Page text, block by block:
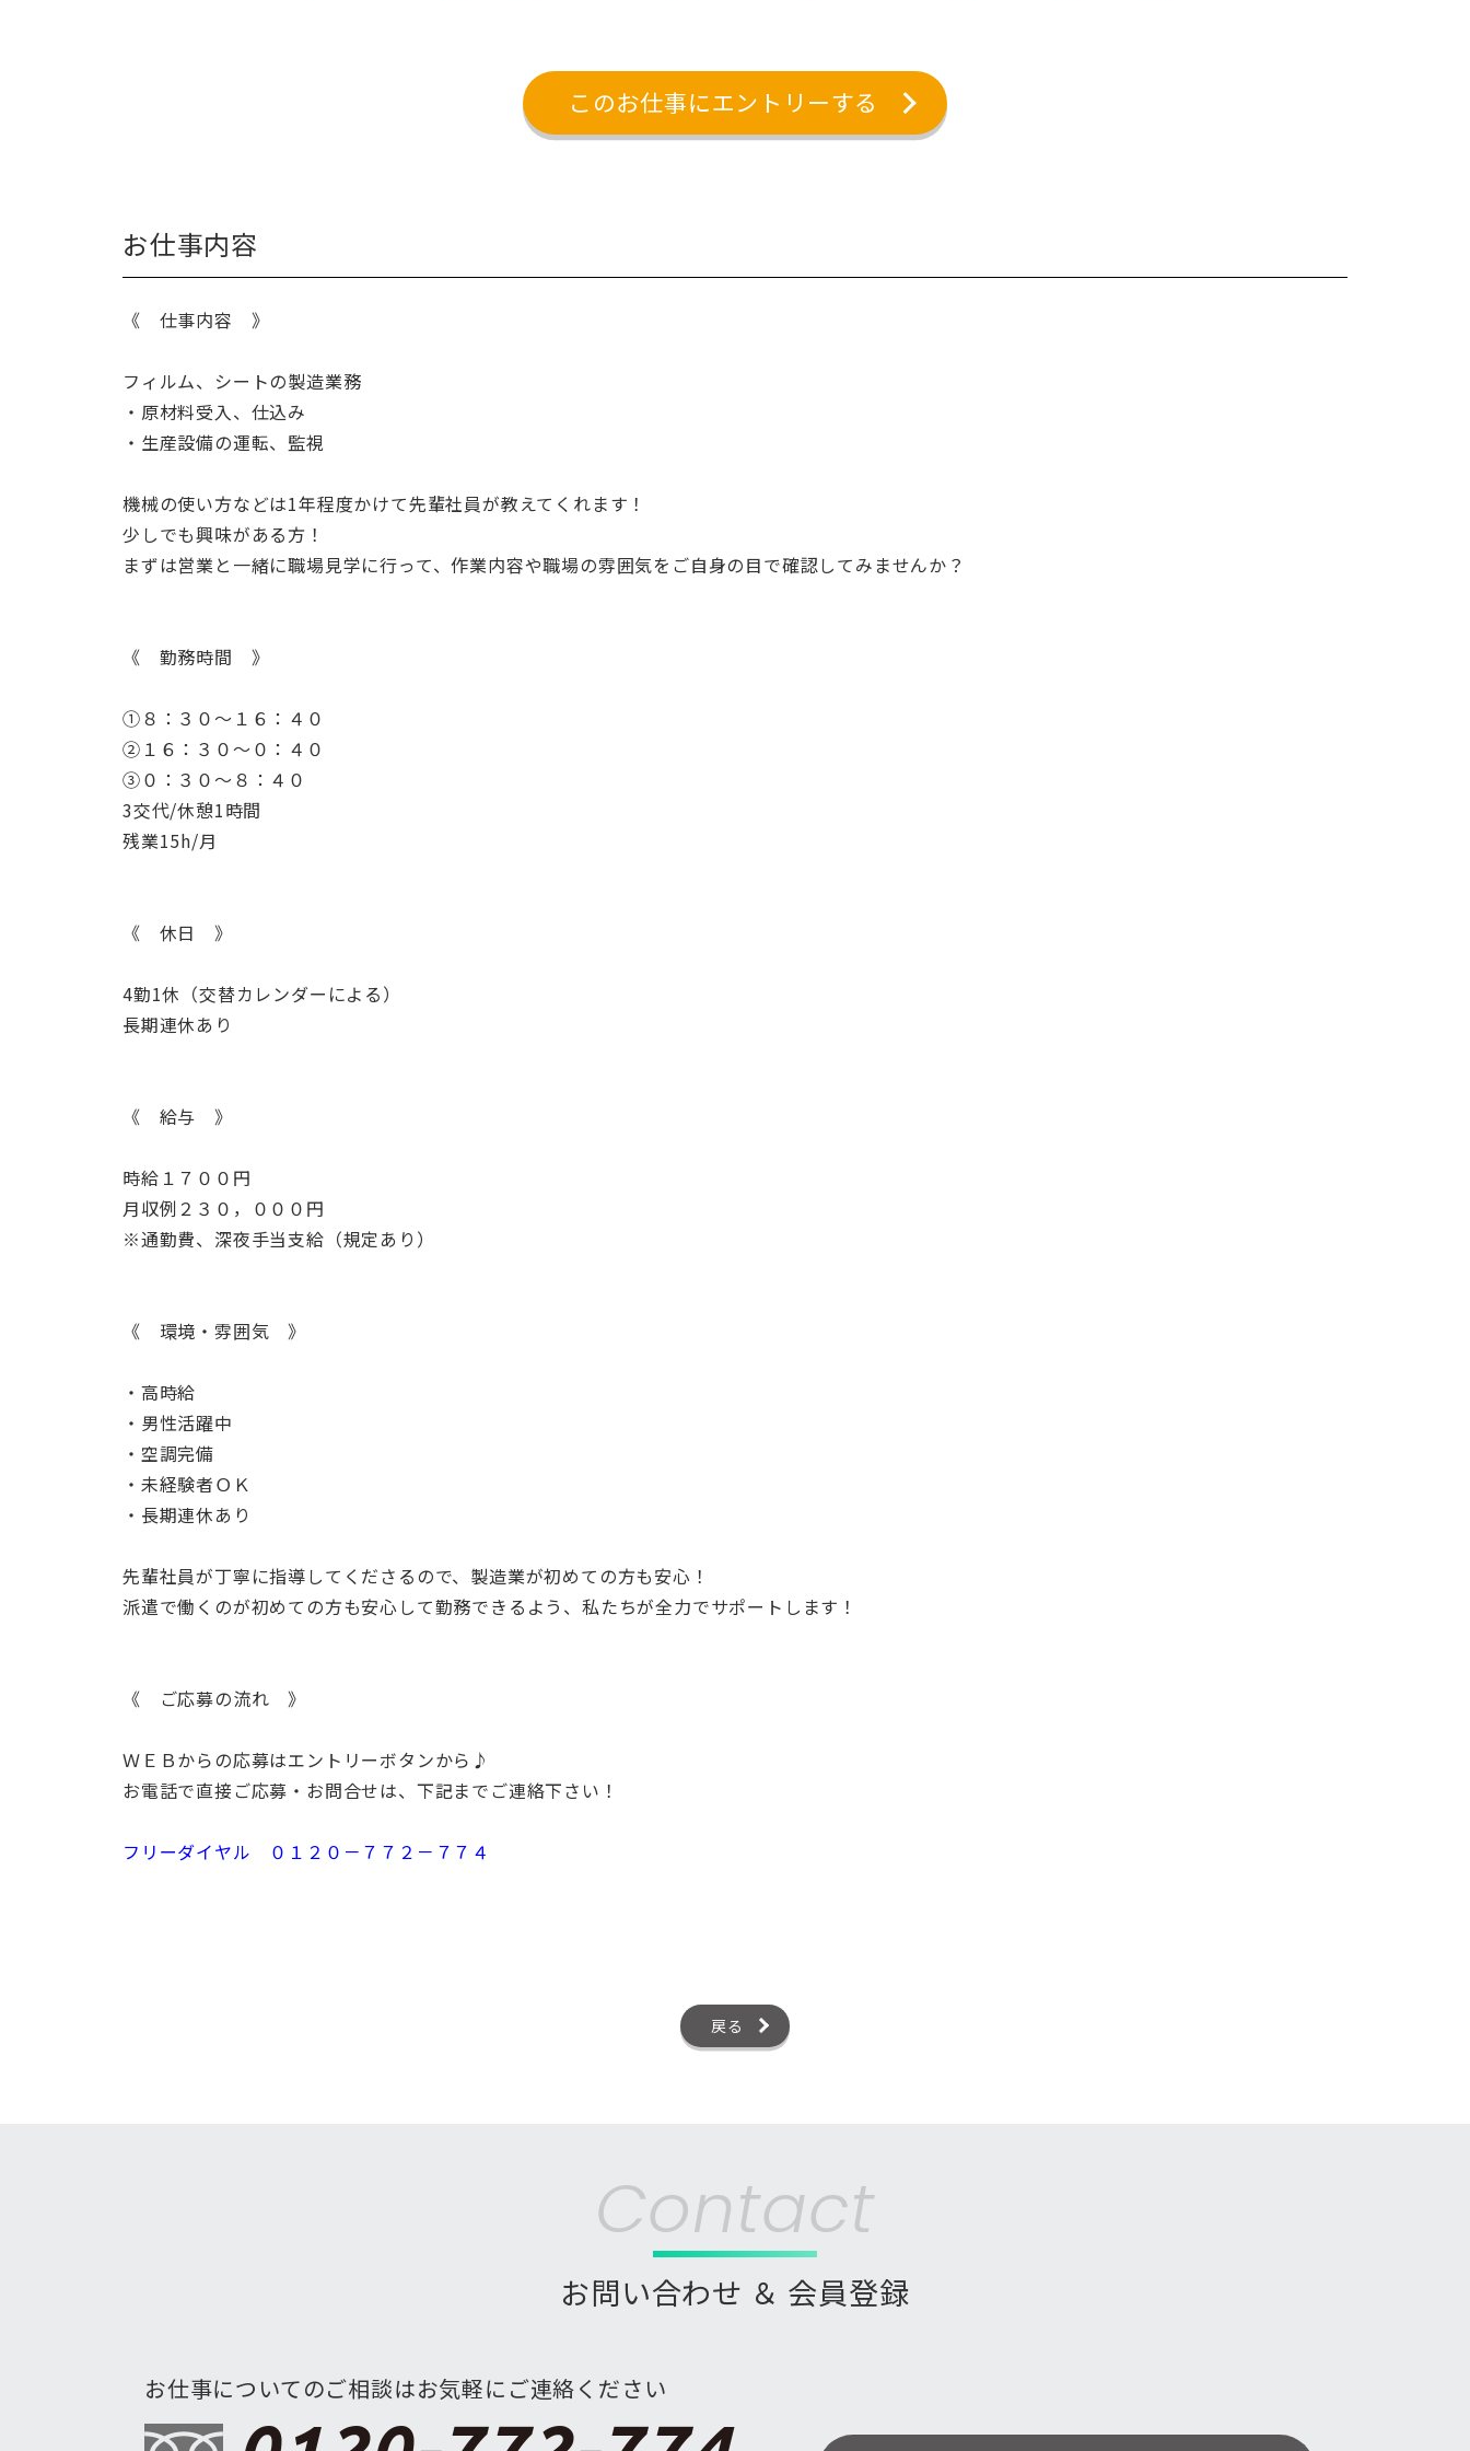
このお仕事にエントリーする
お仕事内容
《 仕事内容 》
フィルム、シートの製造業務
・原材料受入、仕込み
・生産設備の運転、監視
機械の使い方などは1年程度かけて先輩社員が教えてくれます！
少しでも興味がある方！
まずは営業と一緒に職場見学に行って、作業内容や職場の雰囲気をご自身の目で確認してみませんか？
《 勤務時間 》
➀８：３０～１６：４０
➁１６：３０～０：４０
➂０：３０～８：４０
3交代/休憩1時間
残業15h/月
《 休日 》
4勤1休（交替カレンダーによる）
長期連休あり
《 給与 》
時給１７００円
月収例２３０，０００円
※通勤費、深夜手当支給（規定あり）
《 環境・雰囲気 》
・高時給
・男性活躍中
・空調完備
・未経験者ＯＫ
・長期連休あり
先輩社員が丁寧に指導してくださるので、製造業が初めての方も安心！
派遣で働くのが初めての方も安心して勤務できるよう、私たちが全力でサポートします！
《 ご応募の流れ 》
ＷＥＢからの応募はエントリーボタンから♪
お電話で直接ご応募・お問合せは、下記までご連絡下さい！
フリーダイヤル ０１２０－７７２－７７４
戻る
Contact
お問い合わせ ＆ 会員登録
お仕事についてのご相談はお気軽にご連絡ください